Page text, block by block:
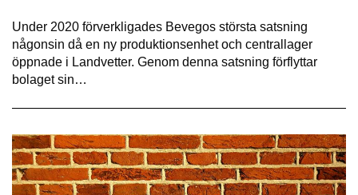
Under 2020 förverkligades Bevegos största satsning
någonsin då en ny produktionsenhet och centrallager
öppnade i Landvetter. Genom denna satsning förflyttar
bolaget sin…